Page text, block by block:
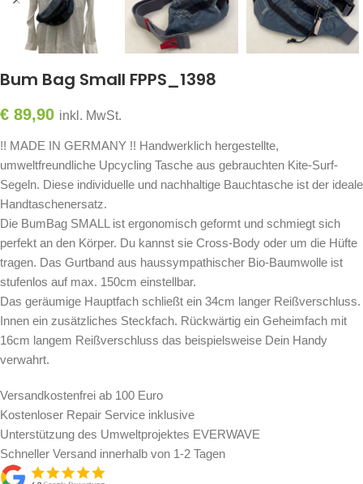
Bum Bag Small FPPS_1398
€ 89,90 inkl. MwSt.
!! MADE IN GERMANY !! Handwerklich hergestellte,
umweltfreundliche Upcycling Tasche aus gebrauchten Kite-Surf-
Segeln. Diese individuelle und nachhaltige Bauchtasche ist der ideale
Handtaschenersatz.
Die BumBag SMALL ist ergonomisch geformt und schmiegt sich
perfekt an den Körper. Du kannst sie Cross-Body oder um die Hüfte
tragen. Das Gurtband aus haussympathischer Bio-Baumwolle ist
stufenlos auf max. 150cm einstellbar.
Das geräumige Hauptfach schließt ein 34cm langer Reißverschluss.
Innen ein zusätzliches Steckfach. Rückwärtig ein Geheimfach mit
16cm langem Reißverschluss das beispielsweise Dein Handy
verwahrt.
Versandkostenfrei ab 100 Euro
Kostenloser Repair Service inklusive
Unterstützung des Umweltprojektes EVERWAVE
Schneller Versand innerhalb von 1-2 Tagen